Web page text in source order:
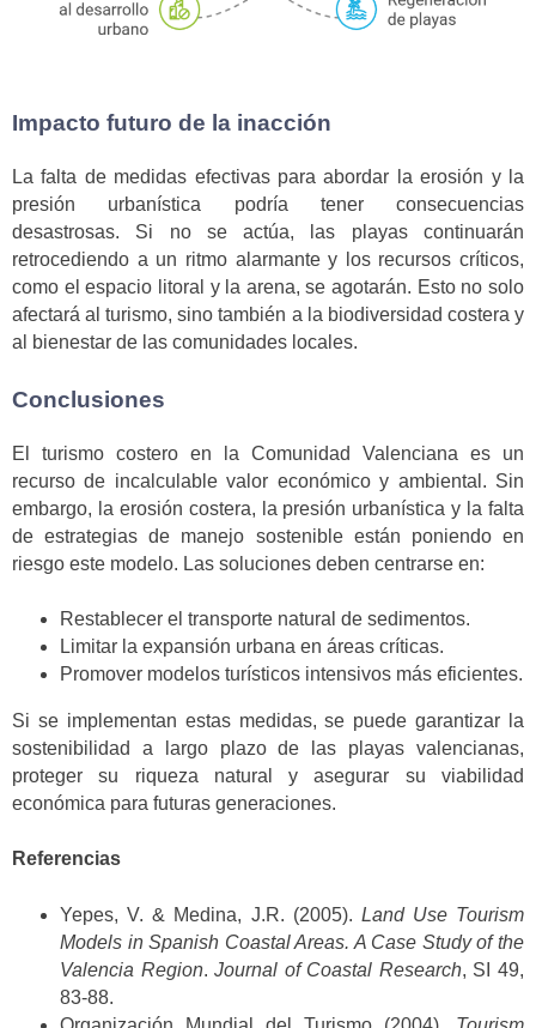
Impacto futuro de la inacción
La falta de medidas efectivas para abordar la erosión y la
presión urbanística podría tener consecuencias
desastrosas. Si no se actúa, las playas continuarán
retrocediendo a un ritmo alarmante y los recursos críticos,
como el espacio litoral y la arena, se agotarán. Esto no solo
afectará al turismo, sino también a la biodiversidad costera y
al bienestar de las comunidades locales.
Conclusiones
El turismo costero en la Comunidad Valenciana es un
recurso de incalculable valor económico y ambiental. Sin
embargo, la erosión costera, la presión urbanística y la falta
de estrategias de manejo sostenible están poniendo en
riesgo este modelo. Las soluciones deben centrarse en:
Restablecer el transporte natural de sedimentos.
Limitar la expansión urbana en áreas críticas.
Promover modelos turísticos intensivos más eficientes.
Si se implementan estas medidas, se puede garantizar la
sostenibilidad a largo plazo de las playas valencianas,
proteger su riqueza natural y asegurar su viabilidad
económica para futuras generaciones.
Referencias
Yepes, V. & Medina, J.R. (2005). Land Use Tourism
Models in Spanish Coastal Areas. A Case Study of the
Valencia Region.Journal of Coastal Research, SI 49,
83-88.